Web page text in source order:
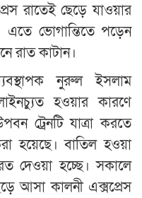
রাতেই ছেড়ে যাওয়ার
ভোগান্তিতে পড়েন
রাত কাটান।
নুরুল ইসলাম
হওয়ার কারণে
ট্রেনটি যাত্রা করতে
হয়েছে। বাতিল হওয়া
দেওয়া হচ্ছে। সকালে
আসা কালনী এক্সপ্রেস